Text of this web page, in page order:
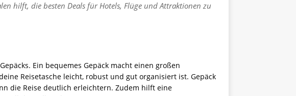
hilft, die besten Deals für Hotels, Flüge und Attraktionen zu
Ein bequemes Gepäck macht einen großen
Reisetasche leicht, robust und gut organisiert ist. Gepäck
die Reise deutlich erleichtern. Zudem hilft eine